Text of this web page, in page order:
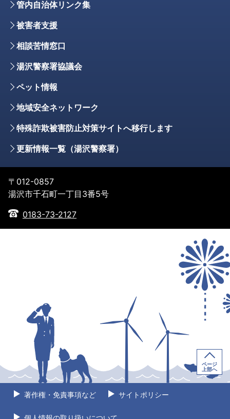
管内自治体リンク集
被害者支援
相談苦情窓口
湯沢警察署協議会
ペット情報
地域安全ネットワーク
特殊詐欺被害防止対策サイトへ移行します
更新情報一覧（湯沢警察署）
〒012-0857
湯沢市千石町一丁目3番5号
0183-73-2127
著作権・免責事項など サイトポリシー
ページ
上部へ